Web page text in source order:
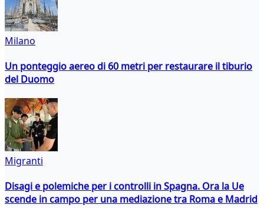
Milano
Un ponteggio aereo di 60 metri per restaurare il tiburio
del Duomo
Migranti
Disagi e polemiche per i controlli in Spagna. Ora la Ue
scende in campo per una mediazione tra Roma e Madrid